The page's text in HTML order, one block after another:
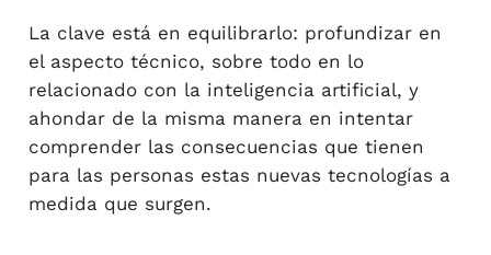
La clave está en equilibrarlo: profundizar en
el aspecto técnico, sobre todo en lo
relacionado con la inteligencia artificial, y
ahondar de la misma manera en intentar
comprender las consecuencias que tienen
para las personas estas nuevas tecnologías a
medida que surgen.